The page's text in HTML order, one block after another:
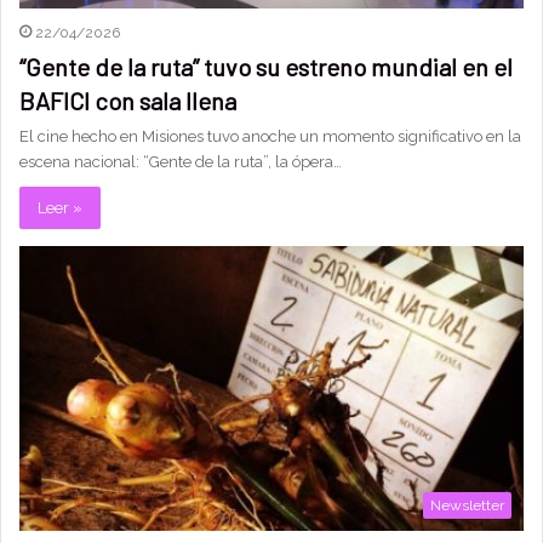
22/04/2026
“Gente de la ruta” tuvo su estreno mundial en el
BAFICI con sala llena
El cine hecho en Misiones tuvo anoche un momento significativo en la
escena nacional: “Gente de la ruta”, la ópera…
Leer »
Newsletter